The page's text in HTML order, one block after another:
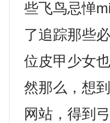
些飞鸟忌惮
了追踪那些
位皮甲少女
然那么，想
网站，得到